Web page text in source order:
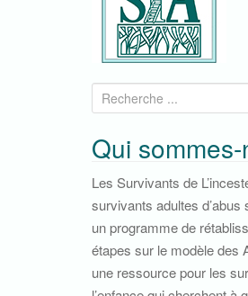
e
c
h
e
r
c
h
e
Qui
Les Survivants de
survivants adultes d’abus
un programme de
étapes sur le modèle des
une ressource pour les